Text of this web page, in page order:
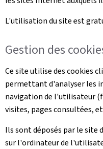
L'utilisation du site est
Gestion des
Ce site utilise des cookies
permettant d'analyser les
navigation de l'utilisateur
visites, pages consultées,
Ils sont déposés par le site
sur l'ordinateur de